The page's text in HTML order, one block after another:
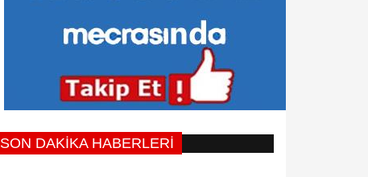
SON DAKİKA HABERLERİ